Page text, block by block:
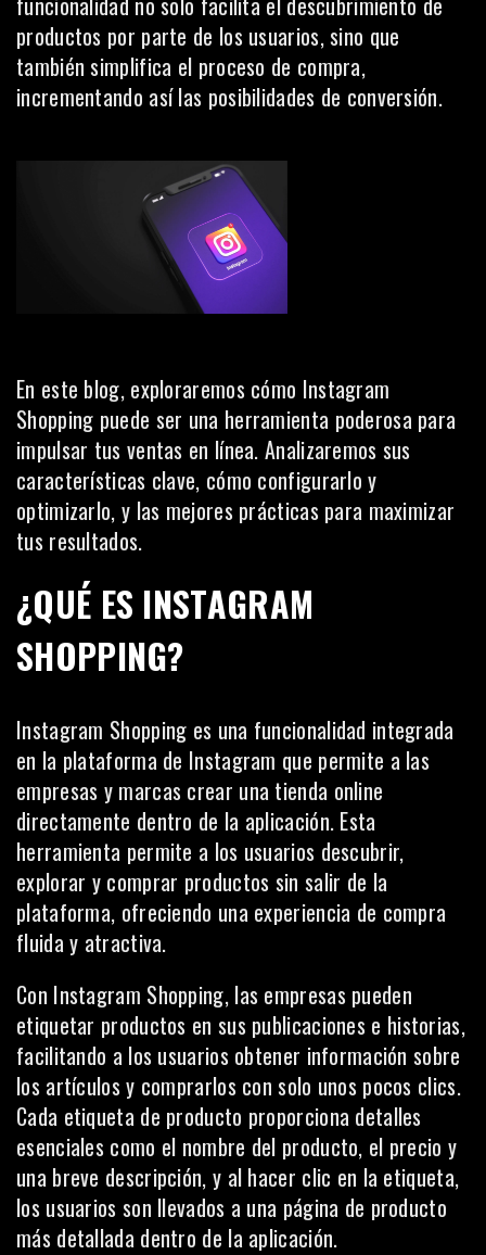
productos por parte de los usuarios, sino que
también simplifica el proceso de compra,
incrementando así las posibilidades de conversión.
En este blog, exploraremos cómo Instagram
Shopping puede ser una herramienta poderosa para
impulsar tus ventas en línea. Analizaremos sus
características clave, cómo configurarlo y
optimizarlo, y las mejores prácticas para maximizar
tus resultados.
¿QUÉ ES INSTAGRAM
SHOPPING?
Instagram Shopping es una funcionalidad integrada
en la plataforma de Instagram que permite a las
empresas y marcas crear una tienda online
directamente dentro de la aplicación. Esta
herramienta permite a los usuarios descubrir,
explorar y comprar productos sin salir de la
plataforma, ofreciendo una experiencia de compra
fluida y atractiva.
Con Instagram Shopping, las empresas pueden
etiquetar productos en sus publicaciones e historias,
facilitando a los usuarios obtener información sobre
los artículos y comprarlos con solo unos pocos clics.
Cada etiqueta de producto proporciona detalles
esenciales como el nombre del producto, el precio y
una breve descripción, y al hacer clic en la etiqueta,
los usuarios son llevados a una página de producto
más detallada dentro de la aplicación.